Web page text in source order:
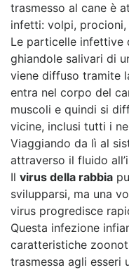
trasmesso al cane è
infetti: volpi,
Le particelle infettive
ghiandole salivari di
viene diffuso tramite
entra nel corpo del
muscoli e quindi si
vicine, inclusi tutti i
Viaggiando da lì al
attraverso il fluido
Il virus della rabbia
svilupparsi, ma una
virus progredisce
Questa infezione
caratteristiche
trasmessa agli esseri